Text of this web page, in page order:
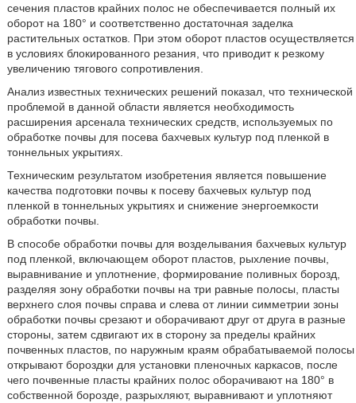
сечения пластов крайних полос не обеспечивается полный их
оборот на 180° и соответственно достаточная заделка
растительных остатков. При этом оборот пластов осуществляется
в условиях блокированного резания, что приводит к резкому
увеличению тягового сопротивления.
Анализ известных технических решений показал, что технической
проблемой в данной области является необходимость
расширения арсенала технических средств, используемых по
обработке почвы для посева бахчевых культур под пленкой в
тоннельных укрытиях.
Техническим результатом изобретения является повышение
качества подготовки почвы к посеву бахчевых культур под
пленкой в тоннельных укрытиях и снижение энергоемкости
обработки почвы.
В способе обработки почвы для возделывания бахчевых культур
под пленкой, включающем оборот пластов, рыхление почвы,
выравнивание и уплотнение, формирование поливных борозд,
разделяя зону обработки почвы на три равные полосы, пласты
верхнего слоя почвы справа и слева от линии симметрии зоны
обработки почвы срезают и оборачивают друг от друга в разные
стороны, затем сдвигают их в сторону за пределы крайних
почвенных пластов, по наружным краям обрабатываемой полосы
открывают бороздки для установки пленочных каркасов, после
чего почвенные пласты крайних полос оборачивают на 180° в
собственной борозде, разрыхляют, выравнивают и уплотняют